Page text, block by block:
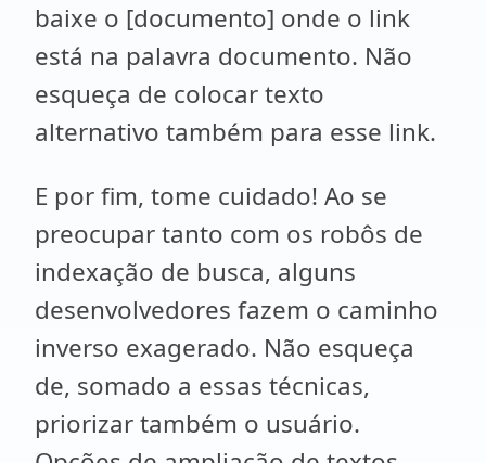
baixe o [documento] onde o link
está na palavra documento. Não
esqueça de colocar texto
alternativo também para esse link.
E por fim, tome cuidado! Ao se
preocupar tanto com os robôs de
indexação de busca, alguns
desenvolvedores fazem o caminho
inverso exagerado. Não esqueça
de, somado a essas técnicas,
priorizar também o usuário.